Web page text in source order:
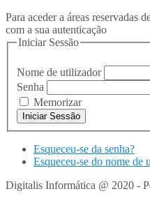
Para aceder a áreas reservadas
com a sua autenticação
Iniciar Sessão
Nome de utilizador
Senha
Memorizar
Esqueceu-se da senha?
Esqueceu-se do nome de
Digitalis Informática @ 2020 -